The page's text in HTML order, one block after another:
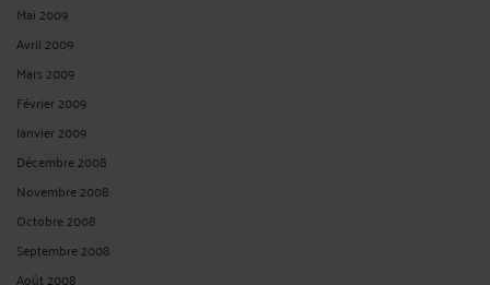
Mai 2009
Avril 2009
Mars 2009
Février 2009
Janvier 2009
Décembre 2008
Novembre 2008
Octobre 2008
Septembre 2008
Août 2008